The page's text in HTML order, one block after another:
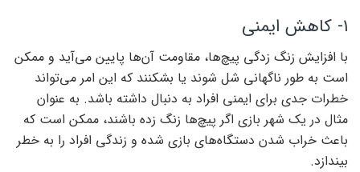
۱- کاهش ایمنی
با افزایش زنگ زدگی پیچ‌ها، مقاومت آن‌ها پایین می‌آید و ممکن
است به طور ناگهانی شل شوند یا بشکنند که این امر می‌تواند
خطرات جدی برای ایمنی افراد به دنبال داشته باشد. به عنوان
مثال در یک شهر بازی اگر پیچ‌ها زنگ زده باشند، ممکن است که
باعث خراب شدن دستگاه‌های بازی شده و زندگی افراد را به خطر
بیندازد.